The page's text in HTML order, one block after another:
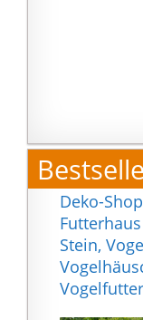
Deko-
Stein,